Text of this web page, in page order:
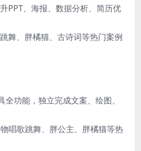
PPT、海报、数据分析、简历优
舞、胖橘猫、古诗词等热门案例
全功能，独立完成文案、绘图、
唱歌跳舞、胖公主、胖橘猫等热